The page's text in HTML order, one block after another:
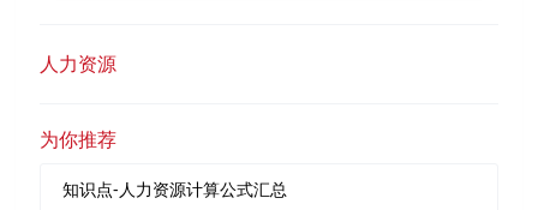
人力资源
为你推荐
知识点-人力资源计算公式汇总